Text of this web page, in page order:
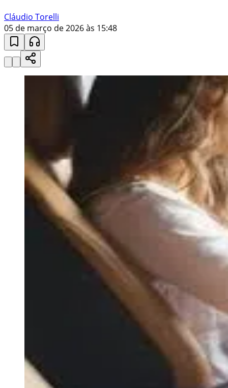
Cláudio Torelli
05 de março de 2026 às 15:48